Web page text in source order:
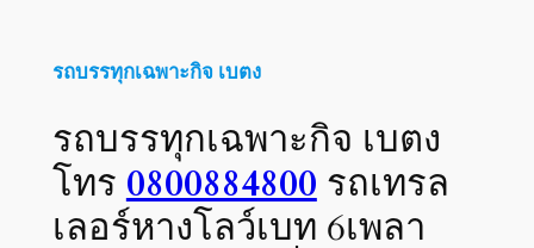
รถบรรทุกเฉพาะกิจ เบตง
รถบรรทุกเฉพาะกิจ เบตง
โทร 0800884800 รถเทรล
เลอร์หางโลว์เบท 6เพลา